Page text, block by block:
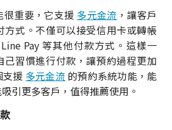
重要，它支援 多元金流 ，讓客戶
方式。不僅可以接受信用卡或轉帳
Pay 等其他付款方式。這樣一
己習慣進行付款，讓預約過程更加
支援 多元金流 的預約系統功能，能
引更多客戶，值得推薦使用。